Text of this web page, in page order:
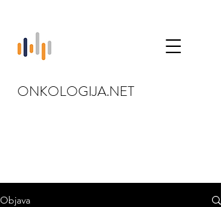
ONKOLOGIJA.NET
Objava